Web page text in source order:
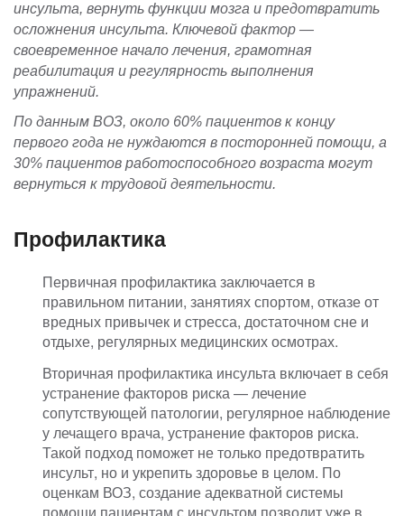
инсульта, вернуть функции мозга и предотвратить
осложнения инсульта. Ключевой фактор —
своевременное начало лечения, грамотная
реабилитация и регулярность выполнения
упражнений.
По данным ВОЗ, около 60% пациентов к концу
первого года не нуждаются в посторонней помощи, а
30% пациентов работоспособного возраста могут
вернуться к трудовой деятельности.
Профилактика
Первичная профилактика заключается в
правильном питании, занятиях спортом, отказе от
вредных привычек и стресса, достаточном сне и
отдыхе, регулярных медицинских осмотрах.
Вторичная профилактика инсульта включает в себя
устранение факторов риска — лечение
сопутствующей патологии, регулярное наблюдение
у лечащего врача, устранение факторов риска.
Такой подход поможет не только предотвратить
инсульт, но и укрепить здоровье в целом. По
оценкам ВОЗ, создание адекватной системы